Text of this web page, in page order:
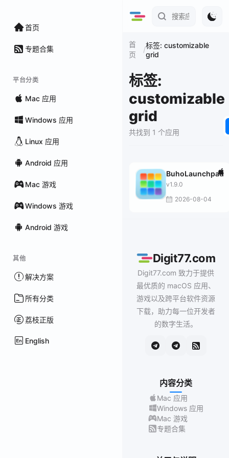
首页
专题合集
平台分类
Mac 应用
Windows 应用
Linux 应用
Android 应用
Mac 游戏
Windows 游戏
Android 游戏
其他
解决方案
所有分类
荔枝正版
English
首
页
/标签: customizable
grid
标签:
customizable
grid
共找到 1 个应用
BuhoLaunchpad
v1.9.0
2026-08-04
Digit77.com
Digit77.com 致力于提供
最优质的 macOS 应用、
游戏以及跨平台软件资源
下载，助力每一位开发者
的数字生活。
内容分类
Mac 应用
Windows 应用
Mac 游戏
专题合集